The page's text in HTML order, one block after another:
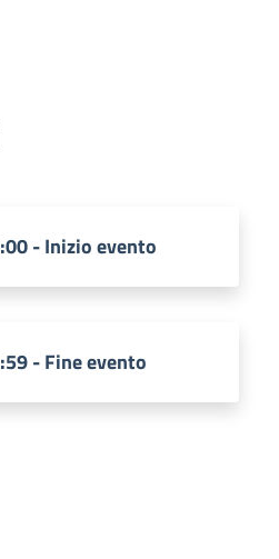
- Inizio evento
- Fine evento